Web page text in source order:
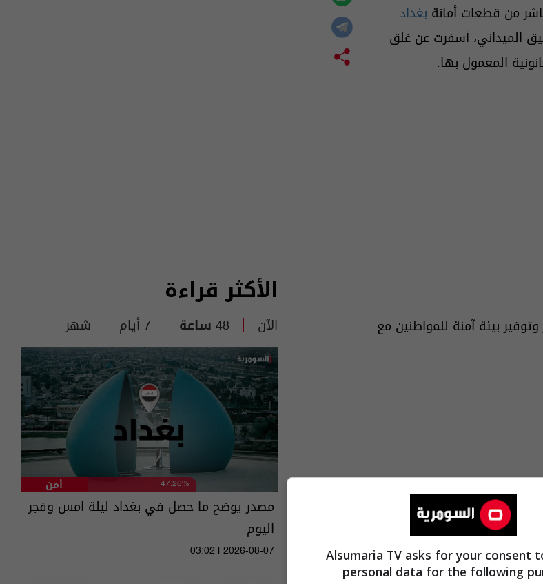
من قطعات أمانة بغداد
الميداني، أسفرت عن غلق
بيئة آمنة للمواطنين مع
الأكثر قراءة
الآن 48 ساعة 7 أيام شهر
أمن 47.26%
مصدر يوضح ما حصل في بغداد ليلة امس وفجر
اليوم
03:02 | 2026-08-07
Alsumaria TV asks for your consent
personal data for the following